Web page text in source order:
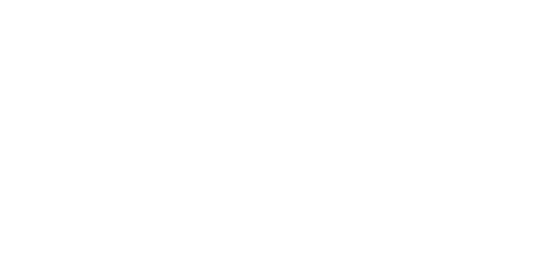
de Juanlu
de 420 millones por el club
de un inválido Consejo
antes del cierre
con el Genoa
campo sevillista
Salónica
nuevo portero y el Getafe mueve ficha... Las últimas novedades del mercado de La Liga
martes
pasada”